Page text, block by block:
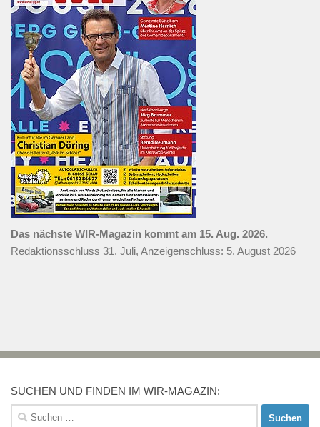
Das nächste WIR-Magazin kommt am 15. Aug. 2026.
Redaktionsschluss 31. Juli, Anzeigenschluss: 5. August 2026
SUCHEN UND FINDEN IM WIR-MAGAZIN:
Suchen